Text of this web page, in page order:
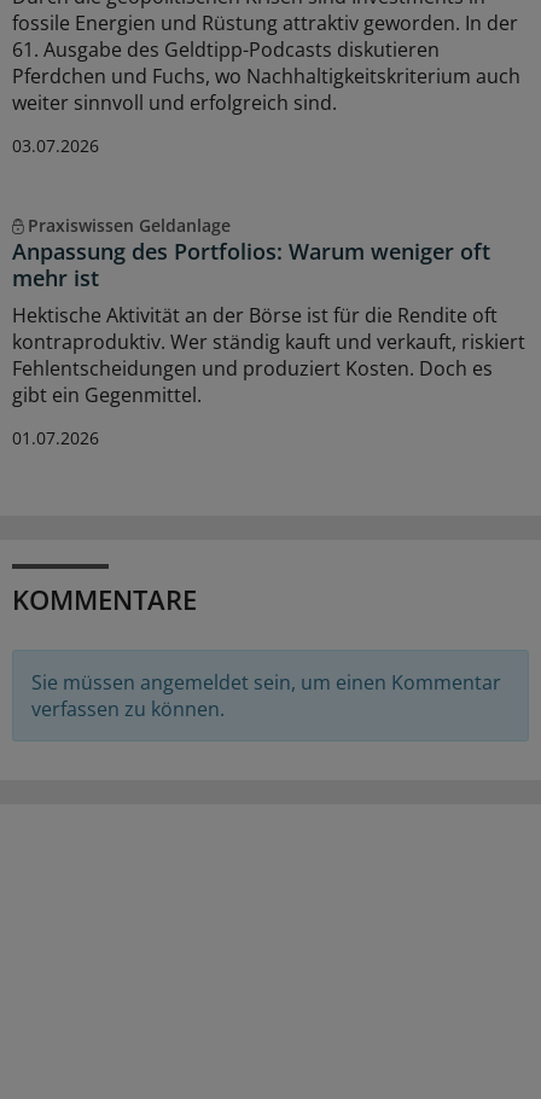
fossile Energien und Rüstung attraktiv geworden. In der
61. Ausgabe des Geldtipp-Podcasts diskutieren
Pferdchen und Fuchs, wo Nachhaltigkeitskriterium auch
weiter sinnvoll und erfolgreich sind.
03.07.2026
Praxiswissen Geldanlage
Anpassung des Portfolios: Warum weniger oft
mehr ist
Hektische Aktivität an der Börse ist für die Rendite oft
kontraproduktiv. Wer ständig kauft und verkauft, riskiert
Fehlentscheidungen und produziert Kosten. Doch es
gibt ein Gegenmittel.
01.07.2026
KOMMENTARE
Sie müssen angemeldet sein, um einen Kommentar
verfassen zu können.